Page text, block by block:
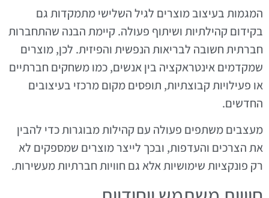
המגמות בעיצוב מוצרים לגיל השלישי מתמקדות גם
בקידום קהילתיות ושיתוף פעולה. קיימת הבנה שהתחברות
חברתית חשובה לבריאות הנפשית והפיזית. לכן, מוצרים
שמקדמים אינטראקציה בין אנשים, כמו משחקים חברתיים
או פעילויות קבוצתיות, תופסים מקום מרכזי בעיצובים
החדשים.
מעצבים משתפים פעולה עם קהילות מבוגרות כדי להבין
את הצרכים והעדפות, ובכך לייצר מוצרים שמספקים לא
רק פונקציות שימושיות אלא גם חוויות חברתיות מעשירות.